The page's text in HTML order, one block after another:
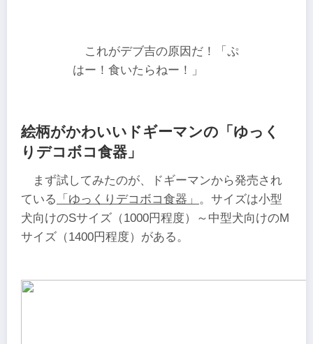
これがデブ吉の原因だ！「ぷ
はー！食いたらねー！」
絵柄がかわいいドギーマンの「ゆっく
りデコボコ食器」
まず試してみたのが、ドギーマンから発売され
ている
「ゆっくりデコボコ食器」 。サイズは小型
犬向けのSサイズ（1000円程度）～中型犬向けのM
サイズ（1400円程度）がある。